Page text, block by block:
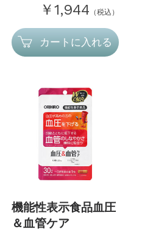
￥1,944 （税込）
カートに入れる
機能性表示食品血圧
＆血管ケア